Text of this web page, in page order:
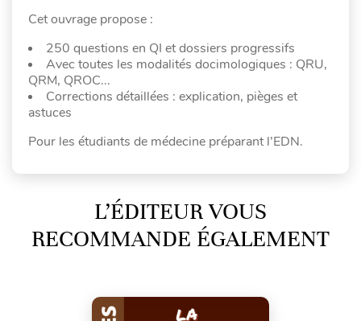
Cet ouvrage propose :
250 questions en QI et dossiers progressifs
Avec toutes les modalités docimologiques : QRU,
QRM, QROC...
Corrections détaillées : explication, pièges et
astuces
Pour les étudiants de médecine préparant l’EDN.
L’ÉDITEUR VOUS
RECOMMANDE ÉGALEMENT